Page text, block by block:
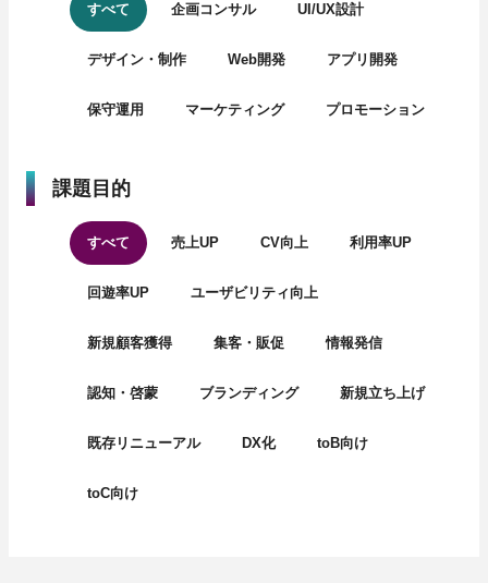
すべて 企画コンサル UI/UX設計
デザイン・制作 Web開発 アプリ開発
保守運用 マーケティング プロモーション
課題目的
すべて 売上UP CV向上 利用率UP
回遊率UP ユーザビリティ向上
新規顧客獲得 集客・販促 情報発信
認知・啓蒙 ブランディング 新規立ち上げ
既存リニューアル DX化 toB向け
toC向け